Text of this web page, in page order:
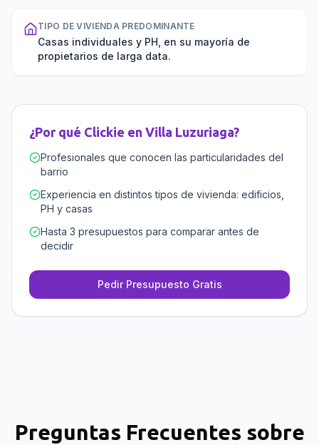
TIPO DE VIVIENDA PREDOMINANTE
Casas individuales y PH, en su mayoría de
propietarios de larga data.
¿Por qué Clickie en Villa Luzuriaga?
Profesionales que conocen las particularidades del
barrio
Experiencia en distintos tipos de vivienda: edificios,
PH y casas
Hasta 3 presupuestos para comparar antes de
decidir
Pedir Presupuesto Gratis
Preguntas Frecuentes sobre